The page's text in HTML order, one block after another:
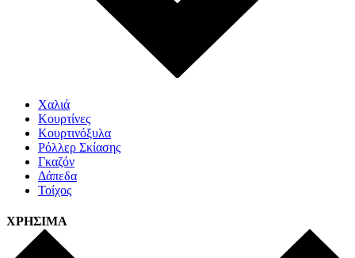
Χαλιά
Κουρτίνες
Κουρτινόξυλα
Ρόλλερ Σκίασης
Γκαζόν
Δάπεδα
Τοίχος
ΧΡΗΣΙΜΑ